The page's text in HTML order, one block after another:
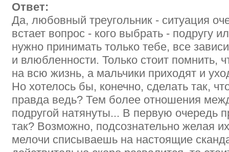
Ответ:
Да, любовный треугольник - ситуация
встает вопрос - кого выбрать - подругу
нужно принимать только тебе, все
и влюбленности. Только стоит помнить,
на всю жизнь, а мальчики приходят и
Но хотелось бы, конечно, сделать так,
правда ведь? Тем более отношения
подругой натянуты... В первую очередь
так? Возможно, подсознательно желая
мелочи списываешь на настоящие